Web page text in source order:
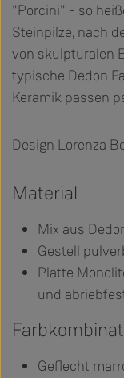
"Porcini" - so
Steinpilze, nach
von skulpturalen
typische Dedon
Keramik passen
Design Lorenza
Material
Mix aus
Gestell
Platte
und
Geflecht